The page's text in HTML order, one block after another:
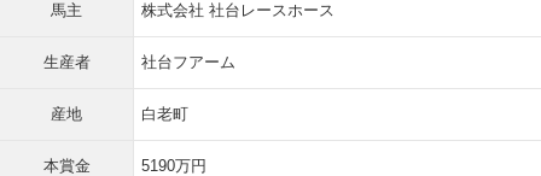
馬主 株式会社 社台レースホース
生産者 社台フアーム
産地 白老町
本賞金 5190万円